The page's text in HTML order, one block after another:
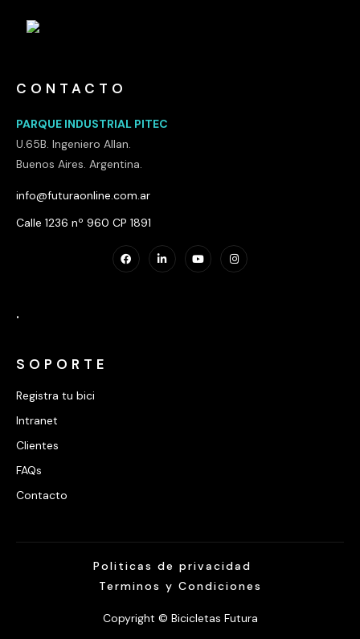
CONTACTO
PARQUE INDUSTRIAL PITEC
U.65B. Ingeniero Allan.
Buenos Aires. Argentina.
info@futuraonline.com.ar
Calle 1236 nº 960 CP 1891
.
SOPORTE
Registra tu bici
Intranet
Clientes
FAQs
Contacto
Copyright © Bicicletas Futura
Politicas de privacidad
Terminos y Condiciones